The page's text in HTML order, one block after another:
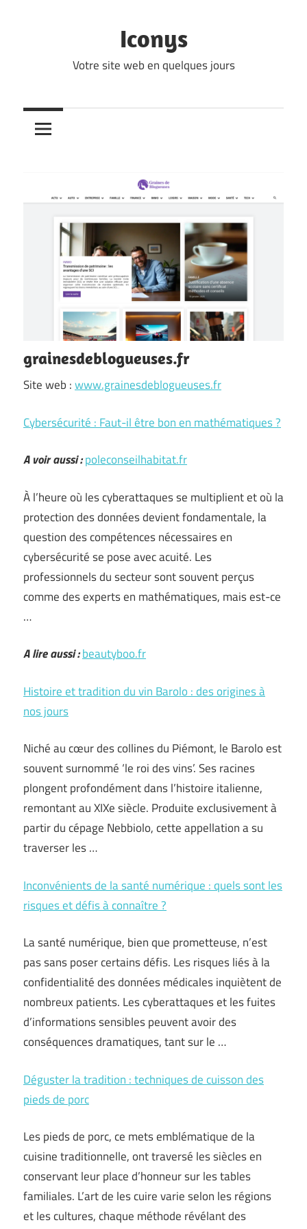
Iconys
Votre site web en quelques jours
grainesdeblogueuses.fr
Site web :www.grainesdeblogueuses.fr
Cybersécurité : Faut-il être bon en mathématiques ?
A voir aussi :poleconseilhabitat.fr
À l’heure où les cyberattaques se multiplient et où la
protection des données devient fondamentale, la
question des compétences nécessaires en
cybersécurité se pose avec acuité. Les
professionnels du secteur sont souvent perçus
comme des experts en mathématiques, mais est-ce
…
A lire aussi :beautyboo.fr
Histoire et tradition du vin Barolo : des origines à
nos jours
Niché au cœur des collines du Piémont, le Barolo est
souvent surnommé ‘le roi des vins’. Ses racines
plongent profondément dans l’histoire italienne,
remontant au XIXe siècle. Produite exclusivement à
partir du cépage Nebbiolo, cette appellation a su
traverser les …
Inconvénients de la santé numérique : quels sont les
risques et défis à connaître ?
La santé numérique, bien que prometteuse, n’est
pas sans poser certains défis. Les risques liés à la
confidentialité des données médicales inquiètent de
nombreux patients. Les cyberattaques et les fuites
d’informations sensibles peuvent avoir des
conséquences dramatiques, tant sur le …
Déguster la tradition : techniques de cuisson des
pieds de porc
Les pieds de porc, ce mets emblématique de la
cuisine traditionnelle, ont traversé les siècles en
conservant leur place d’honneur sur les tables
familiales. L’art de les cuire varie selon les régions
et les cultures, chaque méthode révélant des